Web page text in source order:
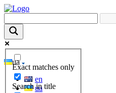
Exact matches only
Search in title
ua
en
ua